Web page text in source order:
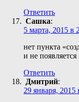
Ответить
Сашка:
5 марта, 2015 в
нет пункта
и не
Ответить
Дмитрий:
29 января, 2015